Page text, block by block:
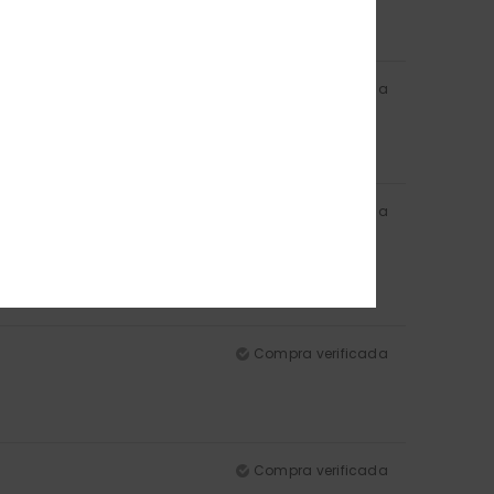
Compra verificada
Compra verificada
Compra verificada
Compra verificada